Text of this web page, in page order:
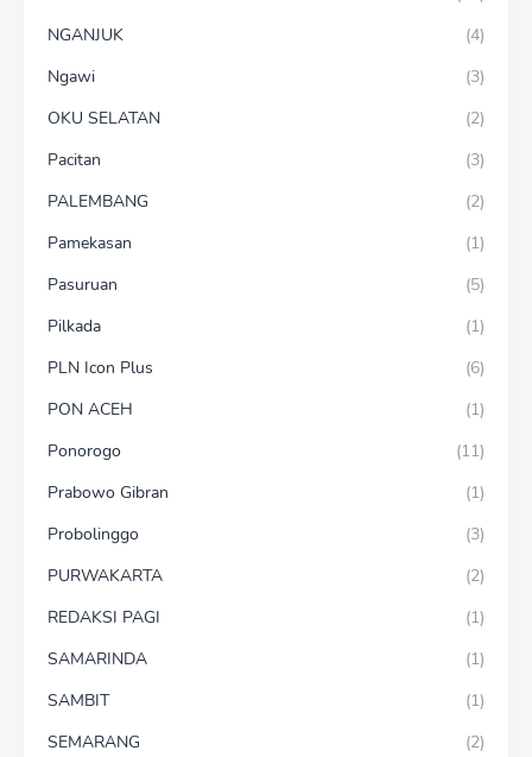
NGANJUK
(4)
Ngawi
(3)
OKU SELATAN
(2)
Pacitan
(3)
PALEMBANG
(2)
Pamekasan
(1)
Pasuruan
(5)
Pilkada
(1)
PLN Icon Plus
(6)
PON ACEH
(1)
Ponorogo
(11)
Prabowo Gibran
(1)
Probolinggo
(3)
PURWAKARTA
(2)
REDAKSI PAGI
(1)
SAMARINDA
(1)
SAMBIT
(1)
SEMARANG
(2)